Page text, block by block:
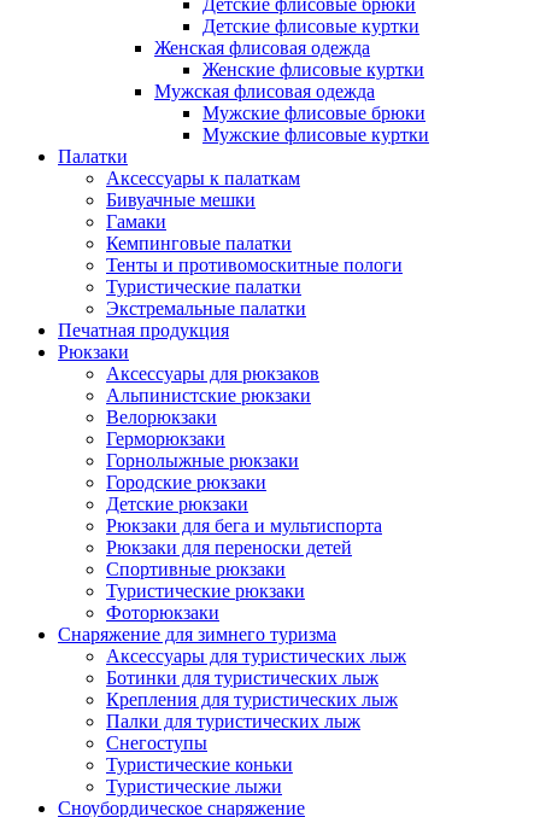
Детские флисовые брюки
Детские флисовые куртки
Женская флисовая одежда
Женские флисовые куртки
Мужская флисовая одежда
Мужские флисовые брюки
Мужские флисовые куртки
Палатки
Аксессуары к палаткам
Бивуачные мешки
Гамаки
Кемпинговые палатки
Тенты и противомоскитные пологи
Туристические палатки
Экстремальные палатки
Печатная продукция
Рюкзаки
Аксессуары для рюкзаков
Альпинистские рюкзаки
Велорюкзаки
Герморюкзаки
Горнолыжные рюкзаки
Городские рюкзаки
Детские рюкзаки
Рюкзаки для бега и мультиспорта
Рюкзаки для переноски детей
Спортивные рюкзаки
Туристические рюкзаки
Фоторюкзаки
Снаряжение для зимнего туризма
Аксессуары для туристических лыж
Ботинки для туристических лыж
Крепления для туристических лыж
Палки для туристических лыж
Снегоступы
Туристические коньки
Туристические лыжи
Сноубордическое снаряжение